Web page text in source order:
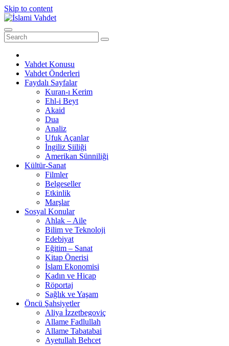
Skip to content
Vahdet Konusu
Vahdet Önderleri
Faydalı Sayfalar
Kuran-ı Kerim
Ehl-i Beyt
Akaid
Dua
Analiz
Ufuk Açanlar
İngiliz Şiiliği
Amerikan Sünniliği
Kültür-Sanat
Filmler
Belgeseller
Etkinlik
Marşlar
Sosyal Konular
Ahlak – Aile
Bilim ve Teknoloji
Edebiyat
Eğitim – Sanat
Kitap Önerisi
İslam Ekonomisi
Kadın ve Hicap
Röportaj
Sağlık ve Yaşam
Öncü Şahsiyetler
Aliya İzzetbegoviç
Allame Fadlullah
Allame Tabatabai
Ayetullah Behcet